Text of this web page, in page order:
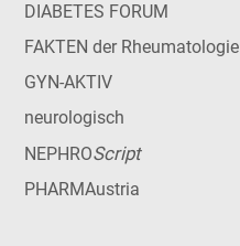
DIABETES FORUM
FAKTEN der Rheumatologie
GYN-AKTIV
neurologisch
NEPHROScript
PHARMAustria